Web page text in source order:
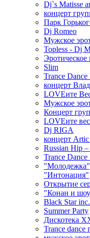
Dj`s Matisse
концерт
Парк
Dj Romeo
Мужское
Topless - Dj
Slim
Trance
концерт
LOVEите
Мужское
Концерт
LOVEите
Dj RIGA
концерт
Russian Hip
Trance
"Интонация"
Открытие
"Конан и
Black Star
Summer Party
Дискотека
Trance dance